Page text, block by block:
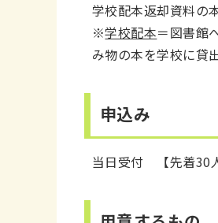
学校配本返却資料の
※学校配本＝図書館
み物の本を学校に貸
申込み
当日受付 【先着30